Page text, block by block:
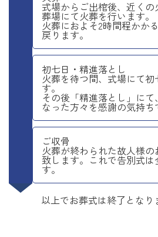
式場からご出棺後、近く
葬場にて火葬を行います。
火葬におよそ2時間程かか
戻ります。
初七日・精進落とし
火葬を待つ間、式場にて初
す。
その後「精進落とし」に
なった方々を感謝の気持
ご収骨
火葬が終わられた故人様
致します。これで告別式
す。
以上でお葬式は終了となり